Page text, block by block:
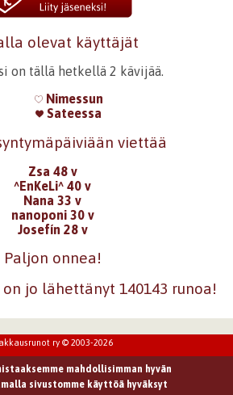
olevat käyttäjät
on tällä hetkellä 2 kävijää.
Nimessun
Sateessa
viettää
Zsa 48 v
^EnKeLi^ 40 v
Nana 33 v
nanoponi 30 v
Josefín 28 v
Paljon onnea!
jo lähettänyt 140143 runoa!
ry © 2003-2026
mahdollisimman hyvän
sivustomme käyttöä hyväksyt